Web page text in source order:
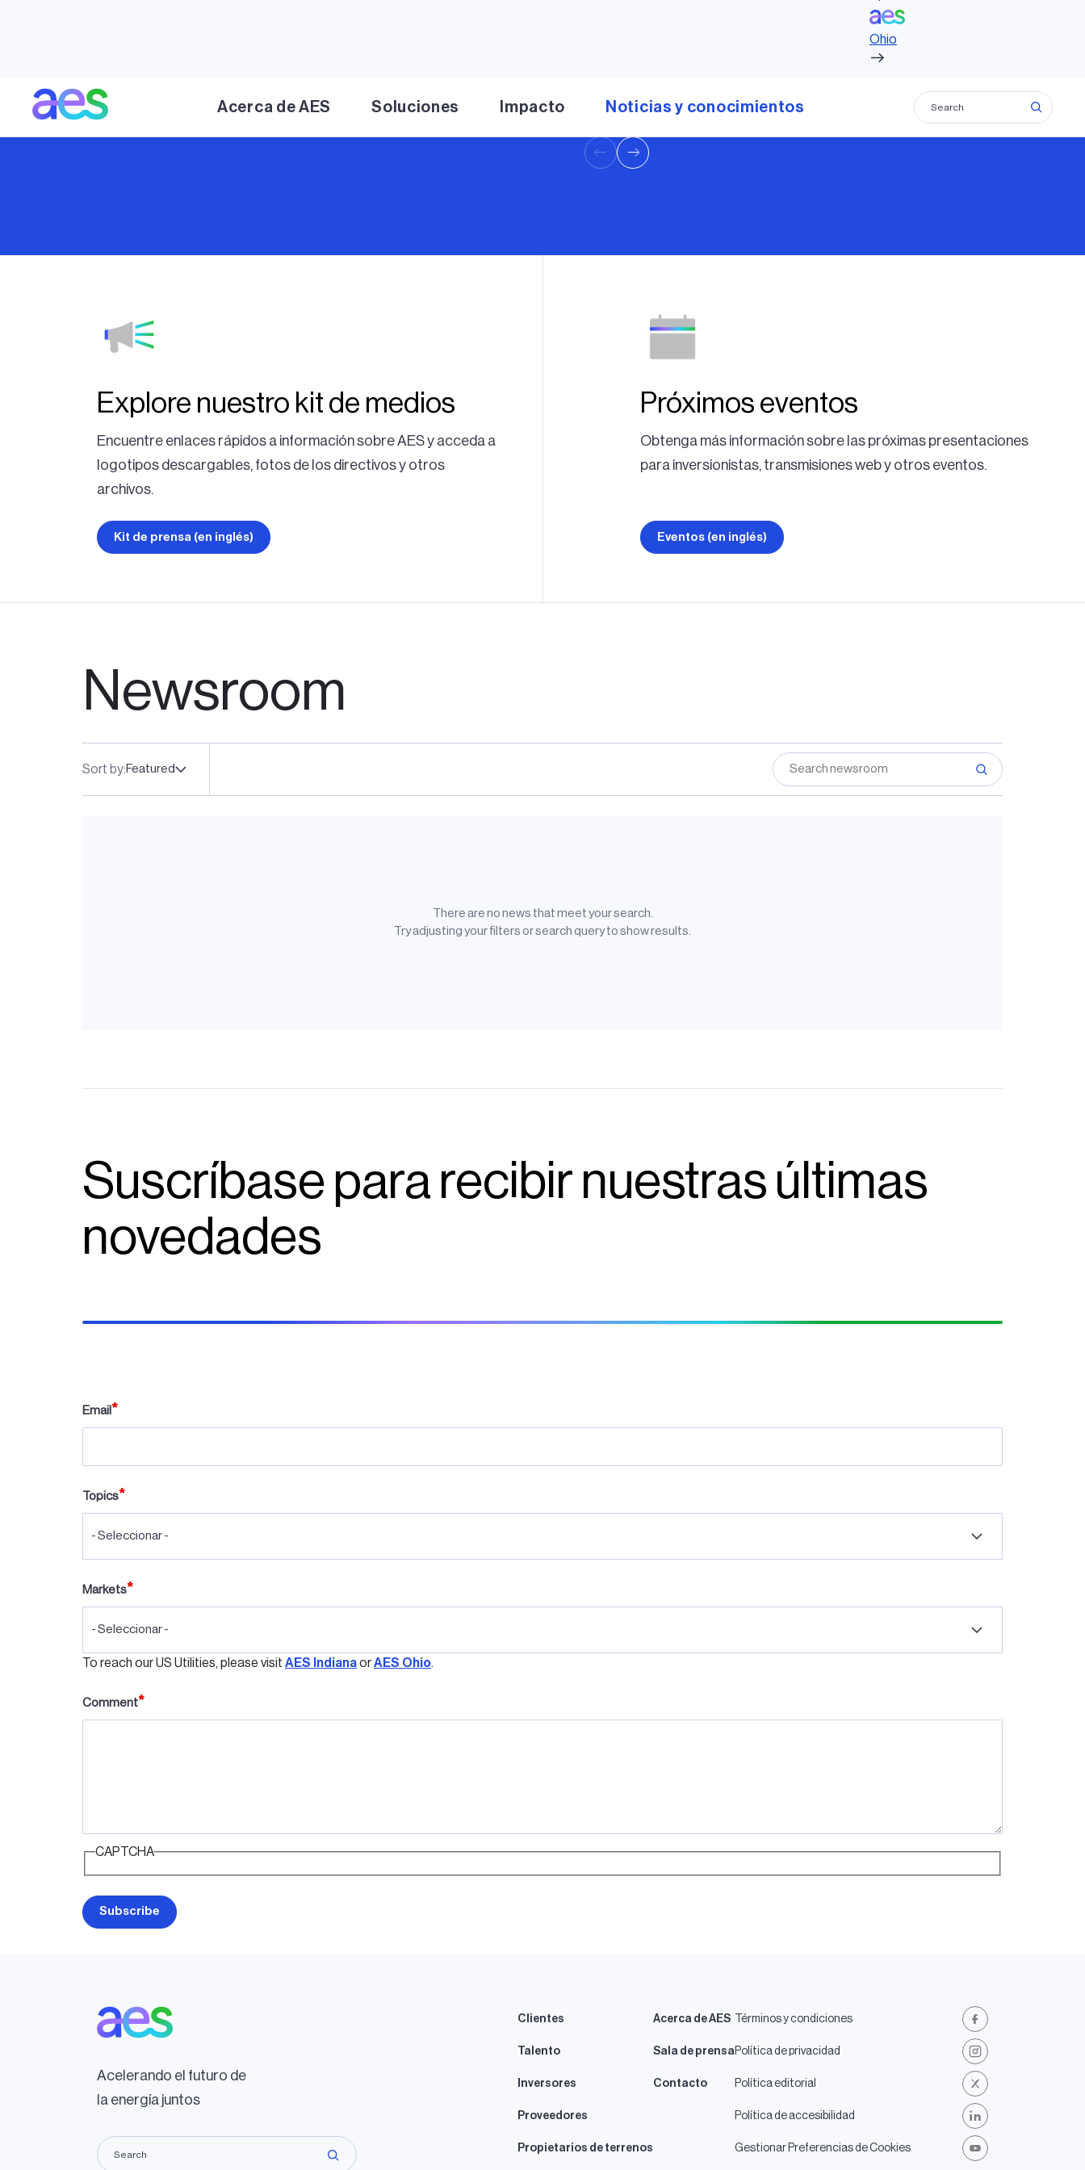
Ohio
Acerca de AES Soluciones Impacto Noticias y conocimientos
Transaction positions AES to accelerate growth as a leading
Leer el comunicado de prensa (en inglés)
Explore nuestro kit de medios
Encuentre enlaces rápidos a información sobre AES y acceda a
logotipos descargables, fotos de los directivos y otros
archivos.
Kit de prensa (en inglés)
Próximos eventos
Obtenga más información sobre las próximas presentaciones
para inversionistas, transmisiones web y otros eventos.
Eventos (en inglés)
Newsroom
Sort by: Featured
There are no news that meet your search.
Try adjusting your filters or search query to show results.
Suscríbase para recibir nuestras últimas
novedades
Email
Topics
- Seleccionar -
Markets
- Seleccionar -
To reach our US Utilities, please visit AES IndianaorAES Ohio.
Comment
CAPTCHA
Acelerando el futuro de
la energía juntos
Clientes
Talento
Inversores
Proveedores
Propietarios de terrenos
Acerca de AES
Sala de prensa
Contacto
Términos y condiciones
Política de privacidad
Política editorial
Política de accesibilidad
Gestionar Preferencias de Cookies
Facebook
Instagram
X
LinkedIn
Youtube